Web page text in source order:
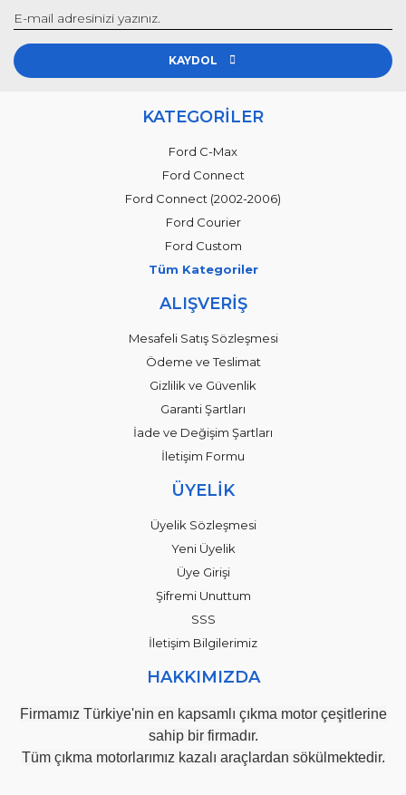
KAYDOL
KATEGORİLER
Ford C-Max
Ford Connect
Ford Connect (2002-2006)
Ford Courier
Ford Custom
Tüm Kategoriler
ALIŞVERİŞ
Mesafeli Satış Sözleşmesi
Ödeme ve Teslimat
Gizlilik ve Güvenlik
Garanti Şartları
İade ve Değişim Şartları
İletişim Formu
ÜYELİK
Üyelik Sözleşmesi
Yeni Üyelik
Üye Girişi
Şifremi Unuttum
SSS
İletişim Bilgilerimiz
HAKKIMIZDA
Firmamız Türkiye'nin en kapsamlı çıkma motor çeşitlerine
sahip bir firmadır.
Tüm çıkma motorlarımız kazalı araçlardan sökülmektedir.